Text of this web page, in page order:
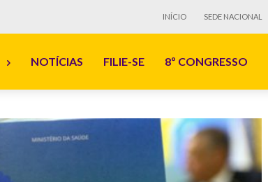
INÍCIO SEDE NACIONAL
NOTÍCIAS FILIE-SE 8º CONGRESSO